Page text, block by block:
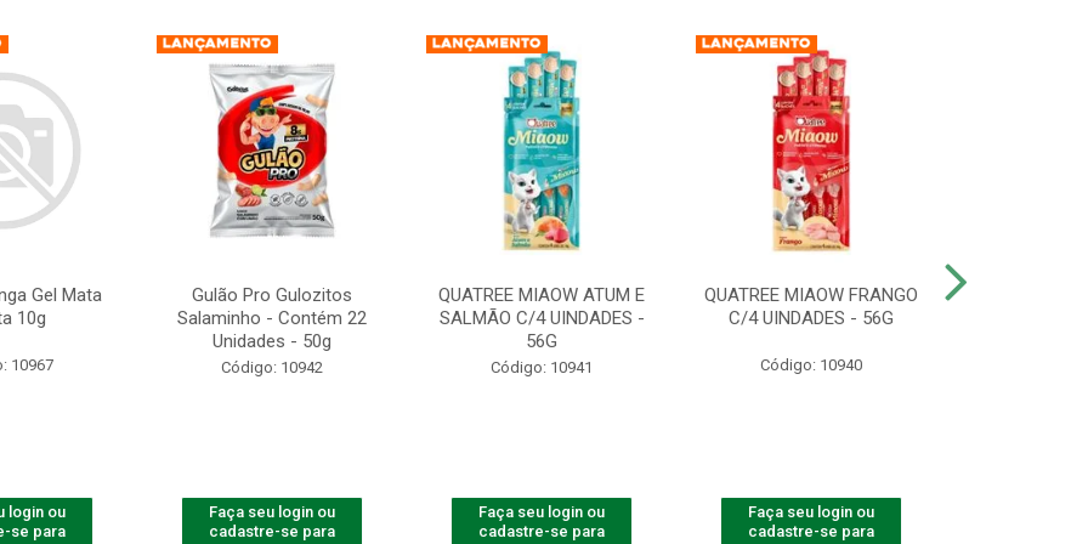
Gel Mata
10g
10967
login ou
se para
Gulão Pro Gulozitos
Salaminho - Contém 22
Unidades - 50g
Código: 10942
Faça seu login ou
cadastre-se para
QUATREE MIAOW ATUM E
SALMÃO C/4 UINDADES -
56G
Código: 10941
Faça seu login ou
cadastre-se para
QUATREE MIAOW FRANGO
C/4 UINDADES - 56G
Código: 10940
Faça seu login ou
cadastre-se para